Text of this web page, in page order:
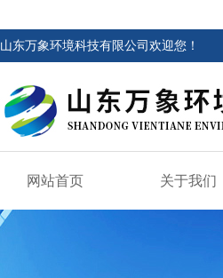
山东万象环境科技有限公司欢迎您！
网站首页 关于我们